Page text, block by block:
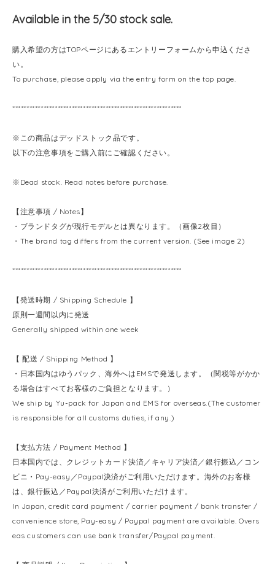
Available in the 5/30 stock sale.
購入希望の方はTOPページにあるエントリーフォームから申込くださ
い。
To purchase, please apply via the entry form on the top page.
************************************************************
※この商品はデッドストック品です。
以下の注意事項をご購入前にご確認ください。
※Dead stock. Read notes before purchase.
【注意事項 / Notes】
・ブランドタグが現行モデルとは異なります。（画像2枚目）
・The brand tag differs from the current version. (See image 2)
************************************************************
【発送時期 / Shipping Schedule 】
原則一週間以内に発送
Generally shipped within one week
【 配送 / Shipping Method 】
・日本国内はゆうパック、海外へはEMSで発送します。（関税等がかか
る場合はすべてお客様のご負担となります。）
We ship by Yu-pack for Japan and EMS for overseas.(The customer
is responsible for all customs duties, if any.)
【支払方法 / Payment Method 】
日本国内では、クレジットカード決済／キャリア決済／銀行振込／コン
ビニ・Pay-easy／Paypal決済がご利用いただけます。海外のお客様
は、銀行振込／Paypal決済がご利用いただけます。
In Japan, credit card payment / carrier payment / bank transfer /
convenience store, Pay-easy / Paypal payment are available. Overs
eas customers can use bank transfer/Paypal payment.